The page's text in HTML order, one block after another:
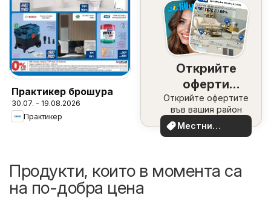
Практикер брошура
30.07. - 19.08.2026
Практикер
Открийте
оферти
наблизо
Открийте офертите
във вашия район
Местни
оферти
Продукти, които в момента са
на по-добра цена